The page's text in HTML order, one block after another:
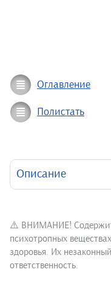
Оглавление
Полистать
Описание
⚠️ ВНИМАНИЕ! Содержит
психотропных
здоровья. Их
ответственность.